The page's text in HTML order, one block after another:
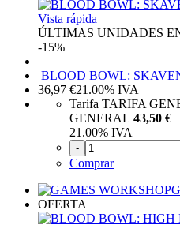
Vista rápida
ÚLTIMAS UNIDADES
-15%
BLOOD BOWL:
36,97 €21.00% IVA
Tarifa TARIFA
GENERAL 43,50 €
21.00% IVA
-
Comprar
OFERTA